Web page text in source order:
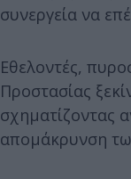
συνεργεία να
Εθελοντές,
Προστασίας
σχηματίζοντας
απομάκρυνση